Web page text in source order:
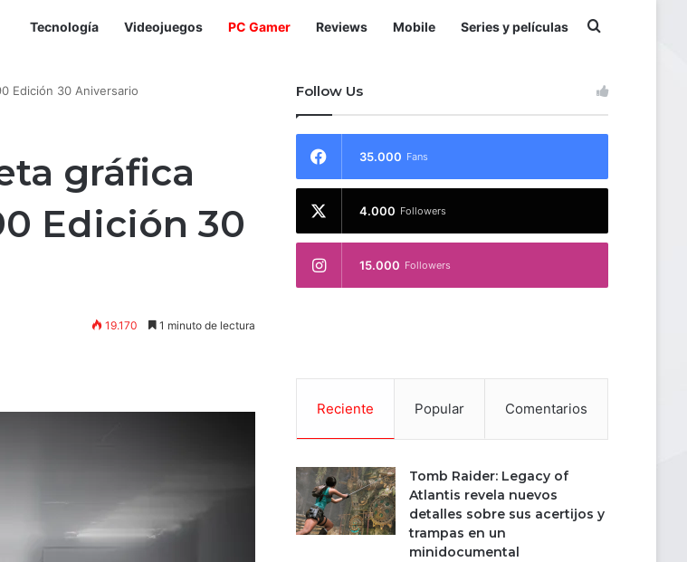
Tecnología Videojuegos PC Gamer Reviews Mobile Series y películas
Edición 30 Aniversario
gráfica
Edición 30
19.170 1 minuto de lectura
Follow Us
35.000 Fans
4.000 Followers
15.000 Followers
Reciente Popular Comentarios
Tomb Raider: Legacy of
Atlantis revela nuevos
detalles sobre sus acertijos y
trampas en un
minidocumental